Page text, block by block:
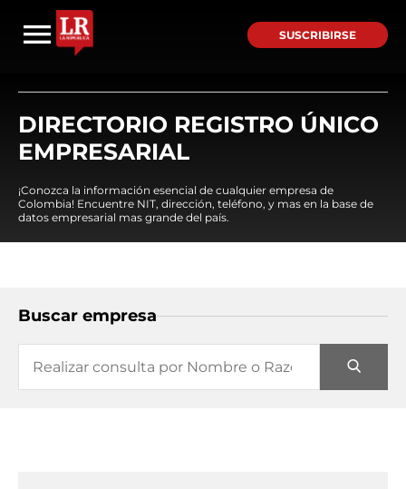
SUSCRIBIRSE
DIRECTORIO REGISTRO ÚNICO
EMPRESARIAL
¡Conozca la información esencial de cualquier empresa de
Colombia! Encuentre NIT, dirección, teléfono, y mas en la base de
datos empresarial mas grande del país.
Buscar empresa